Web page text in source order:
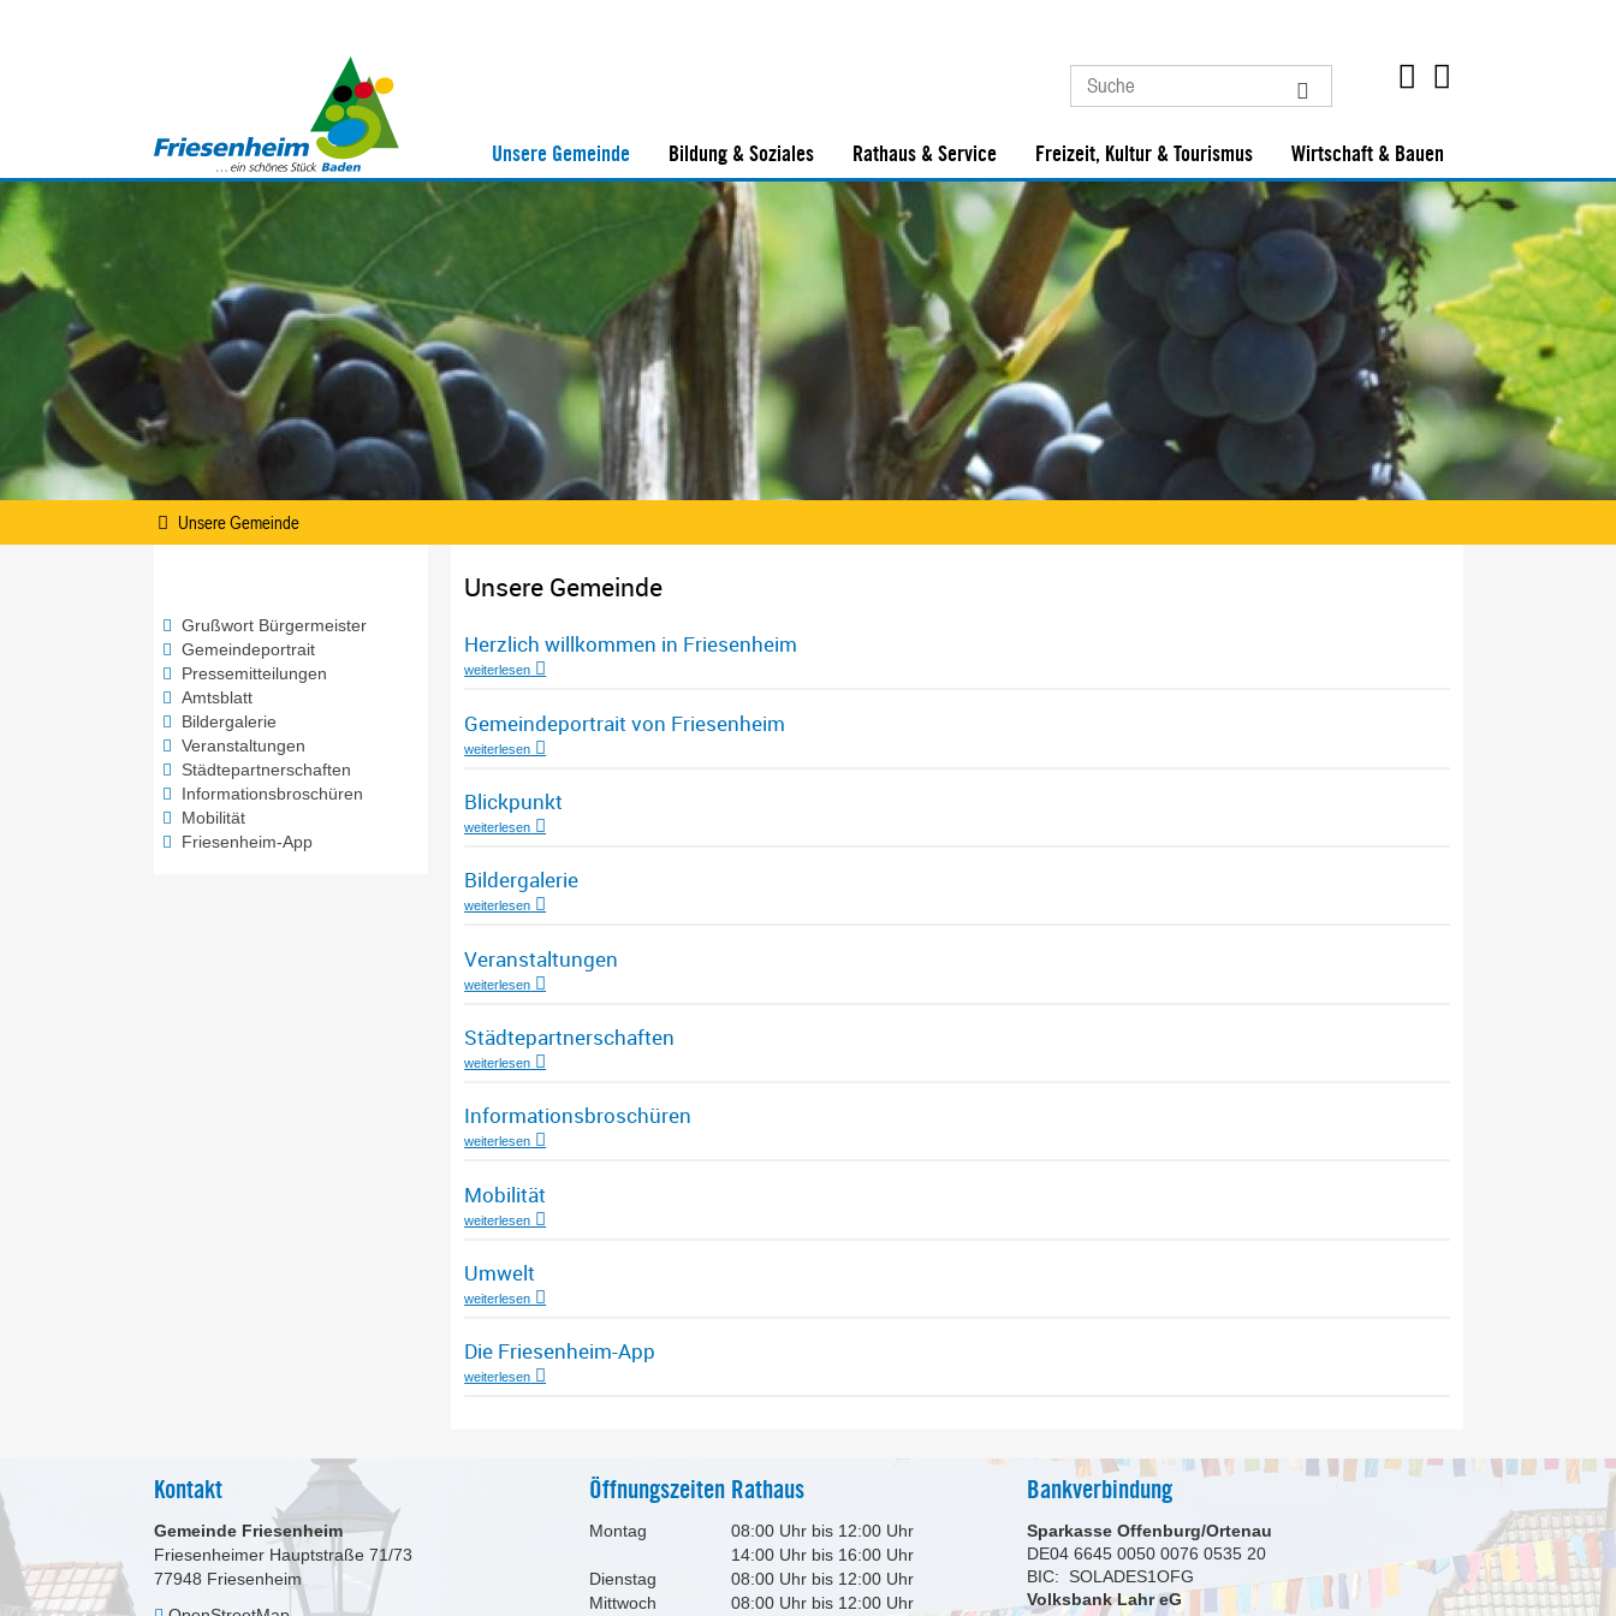
Unsere Gemeinde Bildung & Soziales Rathaus & Service Freizeit, Kultur & Tourismus Wirtschaft & Bauen
Unsere Gemeinde
Grußwort Bürgermeister
Gemeindeportrait
Pressemitteilungen
Amtsblatt
Bildergalerie
Veranstaltungen
Städtepartnerschaften
Informationsbroschüren
Mobilität
Friesenheim-App
Unsere Gemeinde
Herzlich willkommen in Friesenheim
weiterlesen
Gemeindeportrait von Friesenheim
weiterlesen
Blickpunkt
weiterlesen
Bildergalerie
weiterlesen
Veranstaltungen
weiterlesen
Städtepartnerschaften
weiterlesen
Informationsbroschüren
weiterlesen
Mobilität
weiterlesen
Umwelt
weiterlesen
Die Friesenheim-App
weiterlesen
Kontakt
Gemeinde Friesenheim
Friesenheimer Hauptstraße 71/73
77948 Friesenheim
Öffnungszeiten Rathaus
Montag
08:00 Uhr bis 12:00 Uhr
14:00 Uhr bis 16:00 Uhr
Dienstag
08:00 Uhr bis 12:00 Uhr
Mittwoch
08:00 Uhr bis 12:00 Uhr
Bankverbindung
Sparkasse Offenburg/Ortenau
DE04 6645 0050 0076 0535 20
BIC: SOLADES1OFG
Volksbank Lahr eG